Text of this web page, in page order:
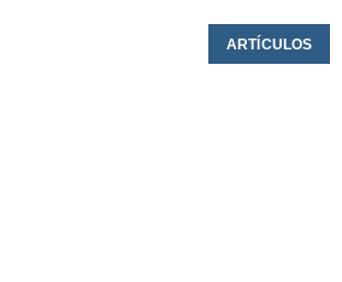
ARTÍCULOS